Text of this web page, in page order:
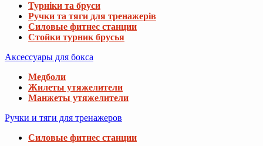
Турніки та бруси
Ручки та тяги для тренажерів
Силовые фитнес станции
Стойки турник брусья
Аксессуары для бокса
Медболи
Жилеты утяжелители
Манжеты утяжелители
Ручки и тяги для тренажеров
Силовые фитнес станции